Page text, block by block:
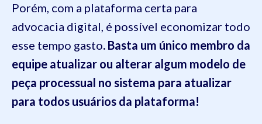
Porém, com a plataforma certa para
advocacia digital, é possível economizar todo
esse tempo gasto. Basta um único membro da
equipe atualizar ou alterar algum modelo de
peça processual no sistema para atualizar
para todos usuários da plataforma!